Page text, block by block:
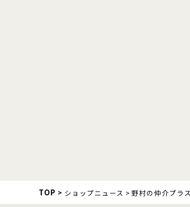
TOP ショップニュース 野村の仲介プラス